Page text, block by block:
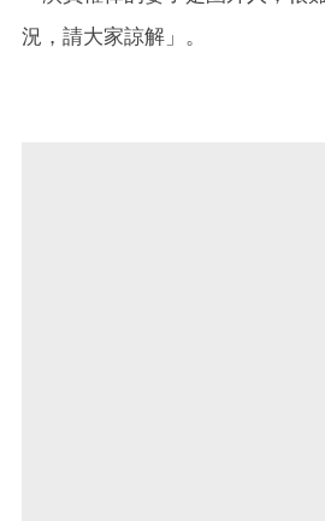
況，請大家諒解」。